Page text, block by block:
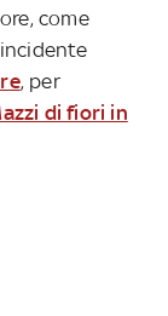
come
, per
di fiori in